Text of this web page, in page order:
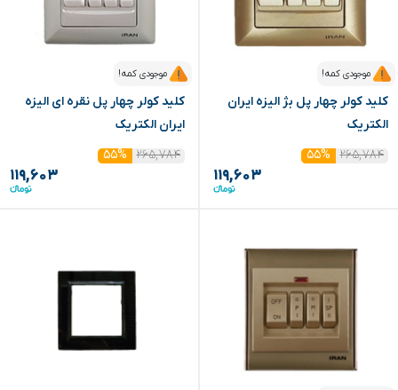
موجودی کمه!
کلید کولر چهار پل بژ الیزه ایران
الکتریک
۲۶۵,۷۸۴
۵۵%
۱۱۹,۶۰۳
موجودی کمه!
کلید کولر چهار پل نقره ای الیزه
ایران الکتریک
۲۶۵,۷۸۴
۵۵%
۱۱۹,۶۰۳